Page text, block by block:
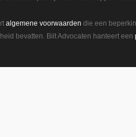
algemene voorwaarden die een
bevatten. Bilt Advocaten hanteert een